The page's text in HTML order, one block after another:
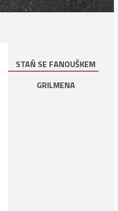
STAŇ SE FANOUŠKEM
GRILMENA